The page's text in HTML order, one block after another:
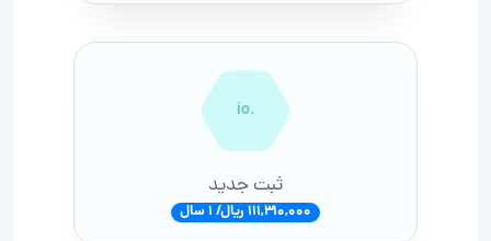
.io
ثبت جدید
111,310,000 ریال/ 1 سال